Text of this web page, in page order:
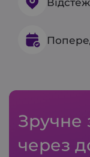
Зручне
через